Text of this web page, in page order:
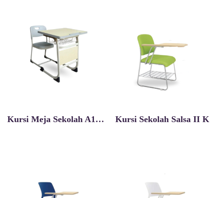
Kursi Meja Sekolah A1001k Kursi Sekolah Salsa II K